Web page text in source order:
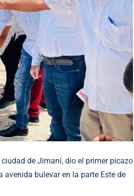
de Jimaní, dio el primer picazo
bulevar en la parte Este de